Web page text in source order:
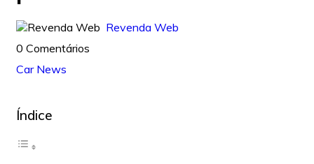
Revenda Web
0 Comentários
Car News
Índice